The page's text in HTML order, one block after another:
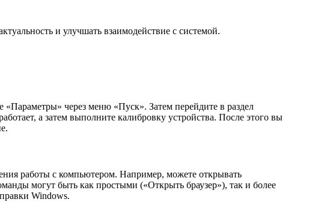
и улучшать взаимодействие с системой.
«Параметры» через меню «Пуск». Затем перейдите в раздел
а затем выполните калибровку устройства. После этого вы
работы с компьютером. Например, можете открывать
могут быть как простыми («Открыть браузер»), так и более
Windows.